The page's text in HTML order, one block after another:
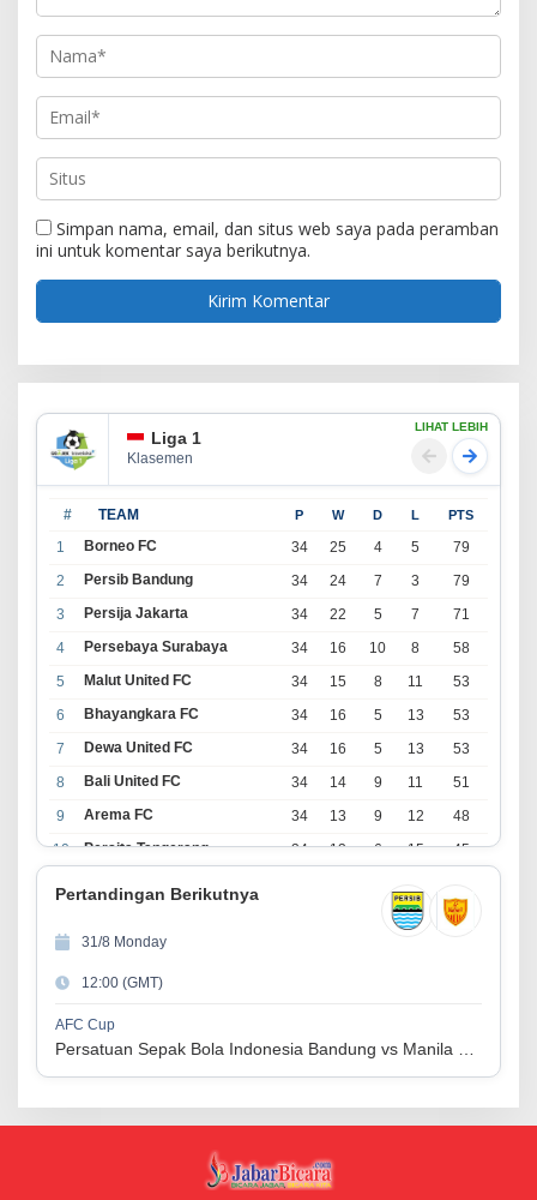
Simpan nama, email, dan situs web saya pada peramban
ini untuk komentar saya berikutnya.
Liga 1
Klasemen
LIHAT LEBIH
# TEAM P W D L PTS
1 Borneo FC 34 25 4 5
79
2
Persib Bandung 34 24 7 3
79
3
Persija Jakarta 34 22 5 7
71
4
Persebaya Surabaya 34 16 10 8
58
5
Malut United FC 34 15 8 11
53
6
Bhayangkara FC 34 16 5 13
53
7
Dewa United FC 34 16 5 13
53
8
Bali United FC 34 14 9 11
51
9
Arema FC 34 13 9 12
48
10
Persita Tangerang 34 13 6 15
45
17
39
13
Persijap Jepara
14
Madura United FC
15
PSM Makassar
16
Persis Solo 34 8 10 16
34
Semen Padang FC
Pertandingan Berikutnya
31/8 Monday
12:00 (GMT)
AFC Cup